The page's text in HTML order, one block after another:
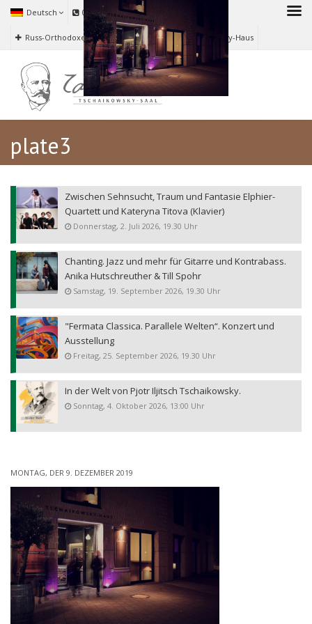
Deutsch 040 673 06 626
Russ-Orthodoxe Kirche zu Hamburg Tschaikowsky-Haus
plate3
Zwischen Sehnsucht, Traum und Fantasie Elphier-
Quartett und Kateryna Titova (Klavier)
Donnerstag, 2. Juli 2026, 19.30 Uhr
Chanting. Jazz und mehr für Gitarre und Kontrabass.
Anika Hutschreuther & Till Spohr
Samstag, 19. September 2026, 19.30 Uhr
"Fermata Classica. Parallele Welten“. Konzert und
Ausstellung
Freitag, 25. September 2026, 19.30 Uhr
In der Welt von Pjotr Iljitsch Tschaikowsky.
Sonntag, 4. Oktober 2026, 13:00 Uhr
MONTAG, DER 9. DEZEMBER 2019